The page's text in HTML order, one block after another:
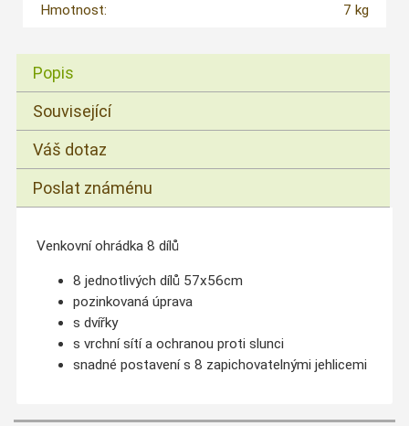
Hmotnost:
7 kg
Popis
Související
Váš dotaz
Poslat známénu
Venkovní ohrádka 8 dílů
8 jednotlivých dílů 57x56cm
pozinkovaná úprava
s dvířky
s vrchní sítí a ochranou proti slunci
snadné postavení s 8 zapichovatelnými jehlicemi